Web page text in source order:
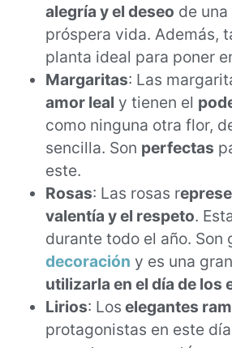
alegría y el deseo de
próspera vida. Además,
planta ideal para poner
Margaritas: Las
amor leal y tienen el
como ninguna otra flor,
sencilla. Son perfectas
este.
Rosas: Las rosas r
valentía y el respeto.
durante todo el año. Son
decoración y es una gran
utilizarla en el día de los
Lirios: Los elegantes
protagonistas en este